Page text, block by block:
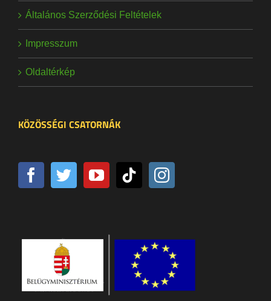
Általános Szerződési Feltételek
Impresszum
Oldaltérkép
KÖZÖSSÉGI CSATORNÁK